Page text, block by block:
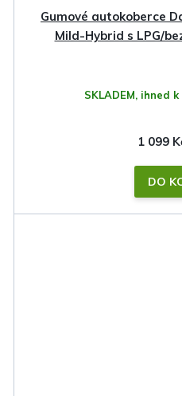
Gumové autokoberce
Mild-Hybrid s LPG/
SKLADEM, ihned
1 099
DO